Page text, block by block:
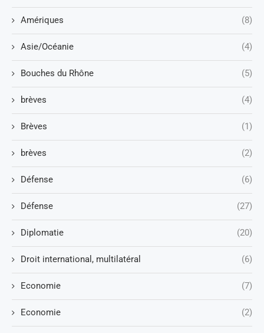
Amériques (8)
Asie/Océanie (4)
Bouches du Rhône (5)
brèves (4)
Brèves (1)
brèves (2)
Défense (6)
Défense (27)
Diplomatie (20)
Droit international, multilatéral (6)
Economie (7)
Economie (2)